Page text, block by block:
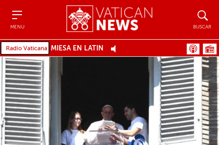
MENU BUSCAR
MIESA EN LATÍN